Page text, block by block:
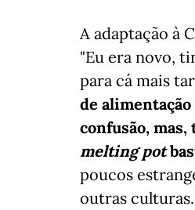
A adaptação à
"Eu era novo,
para cá mais
de
confusão,
melting pot
poucos
outras